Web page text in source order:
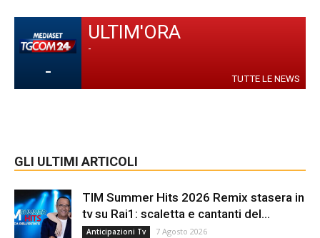
-
ULTIM'ORA
-
TUTTE LE NEWS
GLI ULTIMI ARTICOLI
TIM Summer Hits 2026 Remix stasera in
tv su Rai1: scaletta e cantanti del...
Anticipazioni Tv 7 Agosto 2026